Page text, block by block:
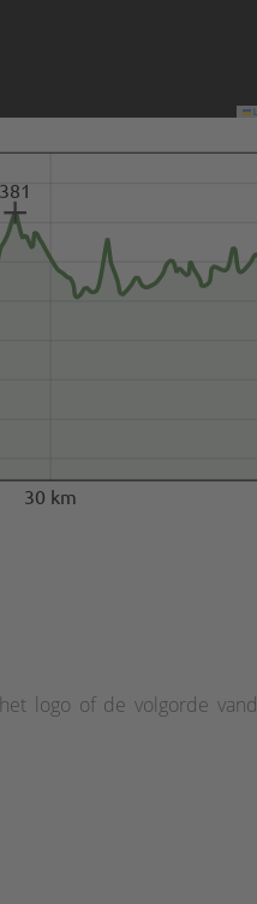
30 km
381
logo of de volgorde